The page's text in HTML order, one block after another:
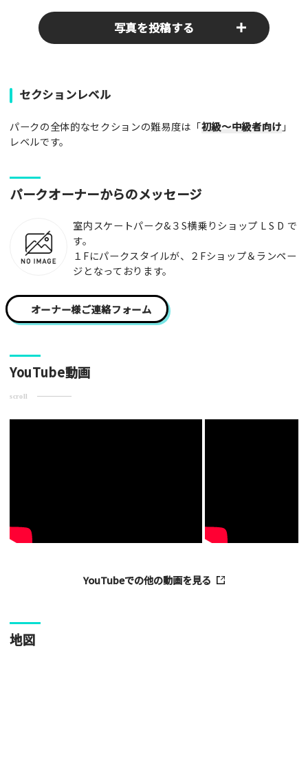
写真を投稿する
パークやスポットの写真をぜひお送りください！あなたの写真
がみんなの参考となります！
写真
[text photo1alt placeholder "写真の解説※任意]
[text photo2alt placeholder "写真の解説※任意]
写真
[text photo3alt placeholder "写真の解説※任意]
ご注意事項
い。
セクションレベル
パークの全体的なセクションの難易度は「初級～中級者向け 」
レベルです。
パークオーナーからのメッセージ
室内スケートパーク&３S横乗りショップ L S D で
す。
１Fにパークスタイルが、２Fショップ＆ランペー
ジとなっております。
オーナー様ご連絡フォーム
YouTube動画
scroll
YouTubeでの他の動画を見る
地図